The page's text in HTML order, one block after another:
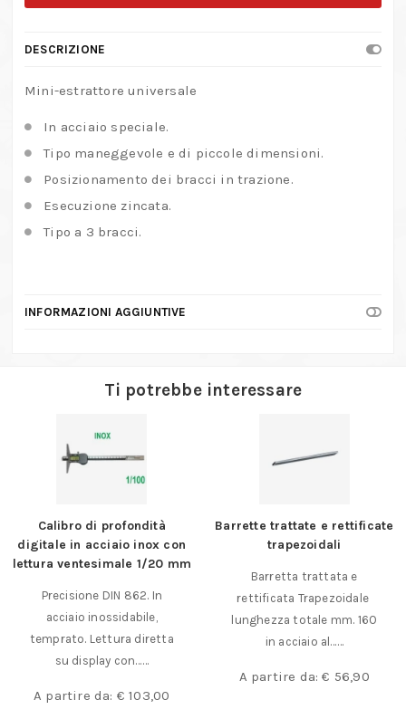
quantità
DESCRIZIONE
Mini-estrattore universale
In acciaio speciale.
Tipo maneggevole e di piccole dimensioni.
Posizionamento dei bracci in trazione.
Esecuzione zincata.
Tipo a 3 bracci.
INFORMAZIONI AGGIUNTIVE
Ti potrebbe interessare
Calibro di profondità
digitale in acciaio inox con
lettura ventesimale 1/20 mm
Precisione DIN 862. In
acciaio inossidabile,
temprato. Lettura diretta
su display con……
A partire da: € 103,00
Barrette trattate e rettificate
trapezoidali
Barretta trattata e
rettificata Trapezoidale
lunghezza totale mm. 160
in acciaio al……
A partire da:€ 56,90